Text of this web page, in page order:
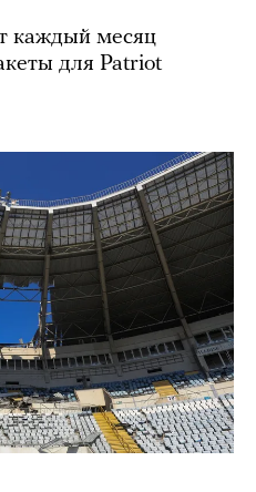
каждый месяц
для Patriot